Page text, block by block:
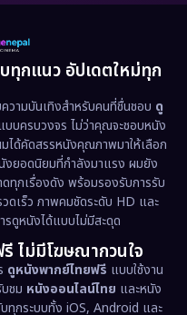
ทุกแนว อัปเดตใหม่ทุก
วามบันเทิงสำหรับคนที่ชื่นชอบ ดู
บบครบวงจร ไม่ว่าคุณจะชอบหนัง
ได้คัดสรรหนังคุณภาพมาให้เลือก
งยอดนิยมที่กำลังมาแรง ผมยัง
ทุกเรื่องดัง พร้อมรองรับการรับ
เร็ว ภาพคมชัดระดับ HD และ
ดูหนังได้แบบไม่มีสะดุด
ไม่มีโฆษณากวนใจ
ดูหนังพากย์ไทยฟรี แบบใช้งาน
ชม หนังออนไลน์ไทย และหนัง
ทุกระบบทั้ง iOS, Android และ